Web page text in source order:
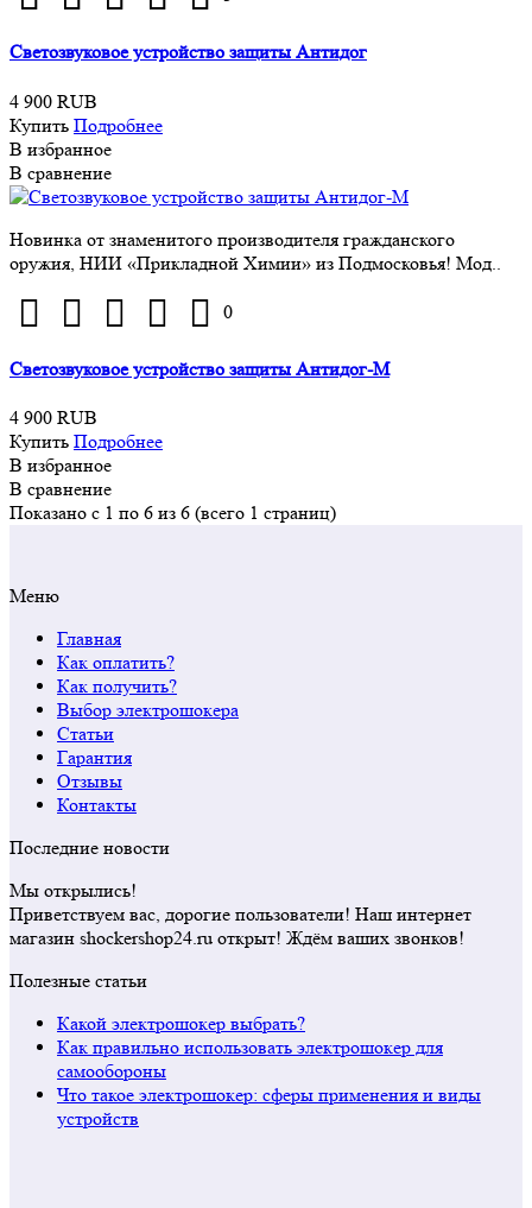
Светозвуковое устройство защиты Антидог
4 900 RUB
Купить Подробнее
В избранное
В сравнение
Новинка от знаменитого производителя гражданского
оружия, НИИ «Прикладной Химии» из Подмосковья! Мод..
0
Светозвуковое устройство защиты Антидог-М
4 900 RUB
Купить Подробнее
В избранное
В сравнение
Показано с 1 по 6 из 6 (всего 1 страниц)
Меню
Главная
Как оплатить?
Как получить?
Выбор электрошокера
Статьи
Гарантия
Отзывы
Контакты
Последние новости
Мы открылись!
Приветствуем вас, дорогие пользователи! Наш интернет
магазин shockershop24.ru открыт! Ждём ваших звонков!
Полезные статьи
Какой электрошокер выбрать?
Как правильно использовать электрошокер для
самообороны
Что такое электрошокер: сферы применения и виды
устройств